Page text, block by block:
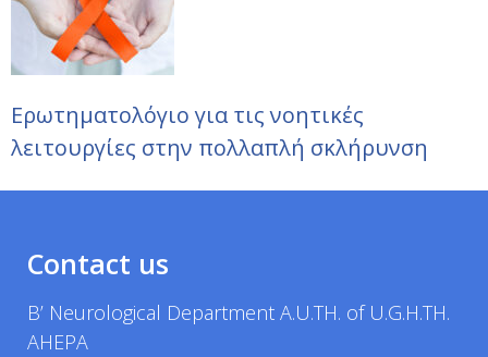
Ερωτηματολόγιο για τις νοητικές
λειτουργίες στην πολλαπλή σκλήρυνση
Contact us
B’ Neurological Department A.U.TH. of U.G.H.TH.
AHEPA